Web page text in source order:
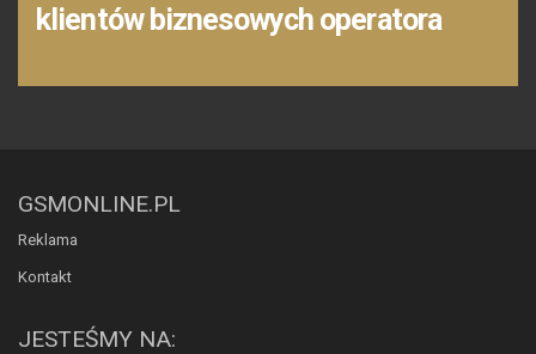
klientów biznesowych operatora
GSMONLINE.PL
Reklama
Kontakt
JESTEŚMY NA: